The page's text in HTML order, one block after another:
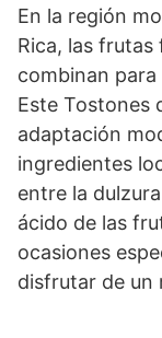
En la región
Rica, las
combinan
Este Tostones
adaptación
ingredientes
entre la
ácido de las
ocasiones
disfrutar de un